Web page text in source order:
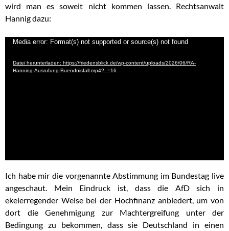
wird man es soweit nicht kommen lassen. Rechtsanwalt
Hannig dazu:
Video-
Media error: Format(s) not supported or source(s) not found
Datei herunterladen: https://friedensblick.de/wp-content/uploads/2026/06/RA-
Hanning-Ausrufung-Buendnisfall.mp4?_=16
Ich habe mir die vorgenannte Abstimmung im Bundestag live
angeschaut. Mein Eindruck ist, dass die AfD sich in
ekelerregender Weise bei der Hochfinanz anbiedert, um von
dort die Genehmigung zur Machtergreifung unter der
Bedingung zu bekommen, dass sie Deutschland in einen